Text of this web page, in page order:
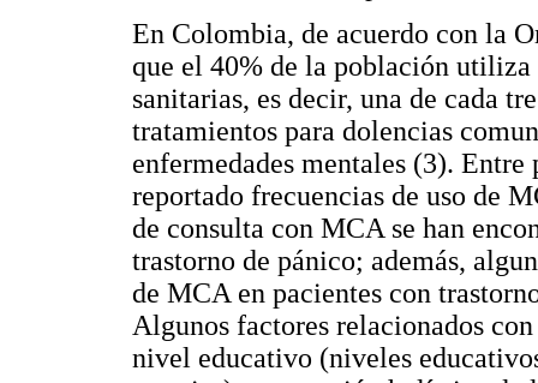
En Colombia, de acuerdo con la
que el 40% de la población utiliza
sanitarias, es decir, una de cada
tratamientos para dolencias
enfermedades mentales (3).
reportado frecuencias de uso de
de consulta con MCA se han
trastorno de pánico; además,
de MCA en pacientes con
Algunos factores relacionados
nivel educativo (niveles